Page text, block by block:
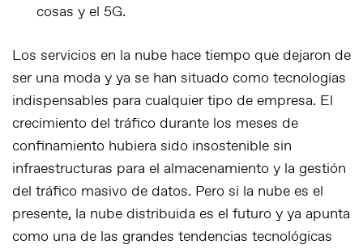
cosas y el 5G.
Los servicios en la nube hace tiempo que dejaron de
ser una moda y ya se han situado como tecnologías
indispensables para cualquier tipo de empresa. El
crecimiento del tráfico durante los meses de
confinamiento hubiera sido insostenible sin
infraestructuras para el almacenamiento y la gestión
del tráfico masivo de datos. Pero si la nube es el
presente, la nube distribuida es el futuro y ya apunta
como una de las grandes tendencias tecnológicas